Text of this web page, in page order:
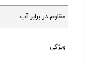
مقاوم در برابر آب
ویژگی